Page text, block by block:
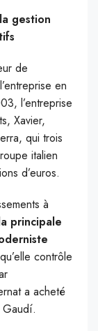
gestion
de
en
l’entreprise
Xavier,
qui trois
italien
d’euros.
à
principale
contrôle
a acheté
Gaudí.